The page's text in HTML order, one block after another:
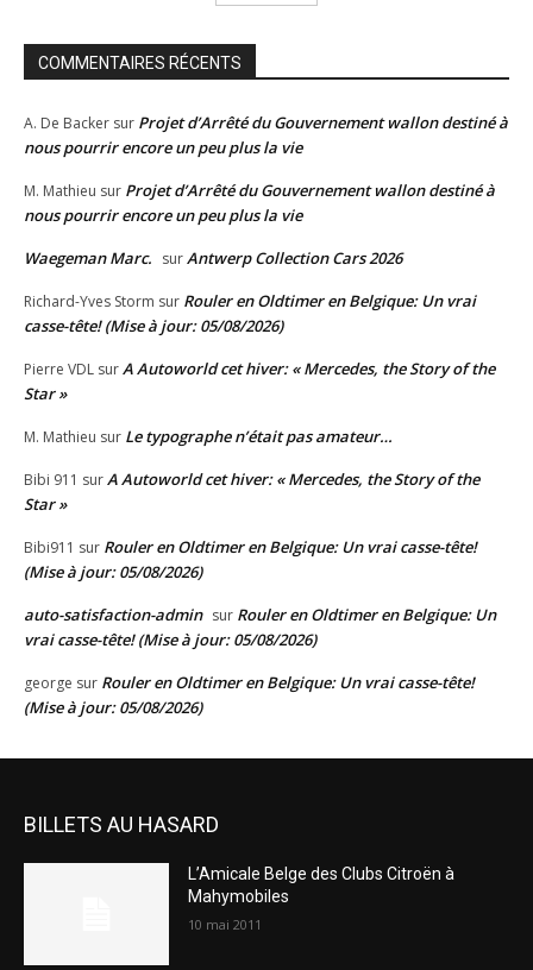
COMMENTAIRES RÉCENTS
A. De Backer sur Projet d’Arrêté du Gouvernement wallon destiné à
nous pourrir encore un peu plus la vie
M. Mathieu sur Projet d’Arrêté du Gouvernement wallon destiné à
nous pourrir encore un peu plus la vie
Waegeman Marc. surAntwerp Collection Cars 2026
Richard-Yves Storm sur Rouler en Oldtimer en Belgique: Un vrai
casse-tête! (Mise à jour: 05/08/2026)
Pierre VDL surA Autoworld cet hiver: « Mercedes, the Story of the
Star »
M. Mathieu sur Le typographe n’était pas amateur…
Bibi 911 surA Autoworld cet hiver: « Mercedes, the Story of the
Star »
Bibi911 sur Rouler en Oldtimer en Belgique: Un vrai casse-tête!
(Mise à jour: 05/08/2026)
auto-satisfaction-admin sur Rouler en Oldtimer en Belgique: Un
vrai casse-tête! (Mise à jour: 05/08/2026)
george sur Rouler en Oldtimer en Belgique: Un vrai casse-tête!
(Mise à jour: 05/08/2026)
BILLETS AU HASARD
L’Amicale Belge des Clubs Citroën à
Mahymobiles
10 mai 2011